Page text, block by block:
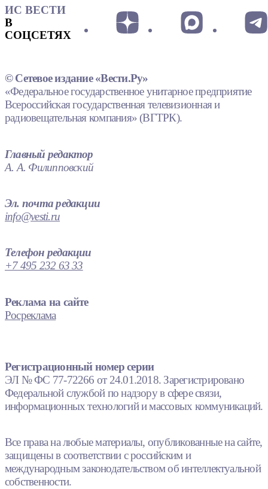
ИС ВЕСТИ
В
СОЦСЕТЯХ
© Сетевое издание «Вести.Ру»
«Федеральное государственное унитарное предприятие
Всероссийская государственная телевизионная и
радиовещательная компания» (ВГТРК).
Главный редактор
А. А. Филипповский
Эл. почта редакции
info@vesti.ru
Телефон редакции
+7 495 232 63 33
Реклама на сайте
Росреклама
Регистрационный номер серии
ЭЛ № ФС 77-72266 от 24.01.2018. Зарегистрировано
Федеральной службой по надзору в сфере связи,
информационных технологий и массовых коммуникаций.
Все права на любые материалы, опубликованные на сайте,
защищены в соответствии с российским и
международным законодательством об интеллектуальной
собственности.